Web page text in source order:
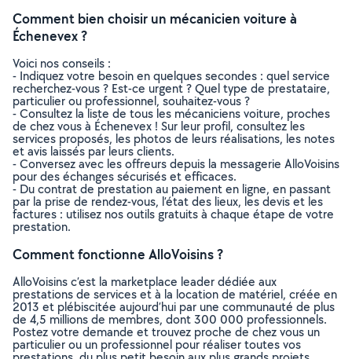
Comment bien choisir un mécanicien voiture à
Échenevex ?
Voici nos conseils :
- Indiquez votre besoin en quelques secondes : quel service
recherchez-vous ? Est-ce urgent ? Quel type de prestataire,
particulier ou professionnel, souhaitez-vous ?
- Consultez la liste de tous les mécaniciens voiture, proches
de chez vous à Échenevex ! Sur leur profil, consultez les
services proposés, les photos de leurs réalisations, les notes
et avis laissés par leurs clients.
- Conversez avec les offreurs depuis la messagerie AlloVoisins
pour des échanges sécurisés et efficaces.
- Du contrat de prestation au paiement en ligne, en passant
par la prise de rendez-vous, l’état des lieux, les devis et les
factures : utilisez nos outils gratuits à chaque étape de votre
prestation.
Comment fonctionne AlloVoisins ?
AlloVoisins c’est la marketplace leader dédiée aux
prestations de services et à la location de matériel, créée en
2013 et plébiscitée aujourd’hui par une communauté de plus
de 4,5 millions de membres, dont 300 000 professionnels.
Postez votre demande et trouvez proche de chez vous un
particulier ou un professionnel pour réaliser toutes vos